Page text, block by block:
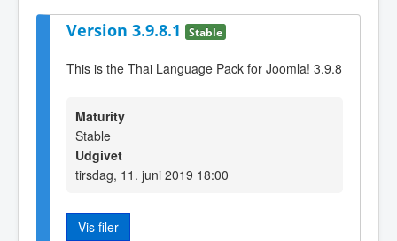
Version 3.9.8.1 Stable
This is the Thai Language Pack for Joomla! 3.9.8
Maturity
Stable
Udgivet
tirsdag, 11. juni 2019 18:00
Vis filer